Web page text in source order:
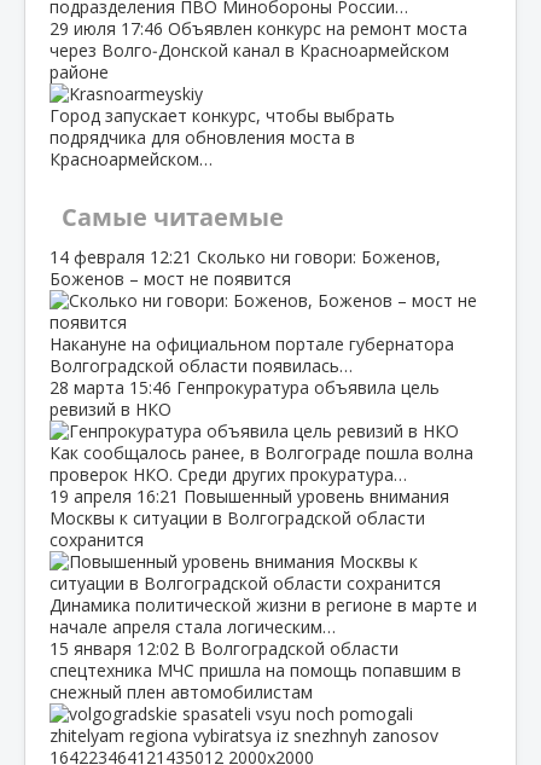
подразделения ПВО Минобороны России…
29 июля 17:46 Объявлен конкурс на ремонт моста
через Волго‑Донской канал в Красноармейском
районе
Город запускает конкурс, чтобы выбрать
подрядчика для обновления моста в
Красноармейском…
Самые читаемые
14 февраля 12:21 Сколько ни говори: Боженов,
Боженов – мост не появится
Накануне на официальном портале губернатора
Волгоградской области появилась…
28 марта 15:46 Генпрокуратура объявила цель
ревизий в НКО
Как сообщалось ранее, в Волгограде пошла волна
проверок НКО. Среди других прокуратура…
19 апреля 16:21 Повышенный уровень внимания
Москвы к ситуации в Волгоградской области
сохранится
Динамика политической жизни в регионе в марте и
начале апреля стала логическим…
15 января 12:02 В Волгоградской области
спецтехника МЧС пришла на помощь попавшим в
снежный плен автомобилистам